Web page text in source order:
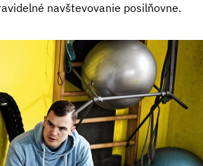
navštevovanie posilňovne.